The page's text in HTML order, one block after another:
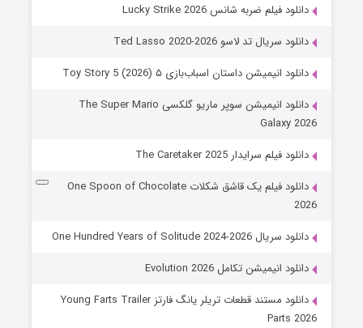
دانلود فیلم ضربه شانس Lucky Strike 2026
دانلود سریال تد لاسو Ted Lasso 2020-2026
دانلود انیمیشن داستان اسباب‌بازی ۵ Toy Story 5 (2026)
دانلود انیمیشن سوپر ماریو گلکسی The Super Mario
Galaxy 2026
دانلود فیلم سرایدار The Caretaker 2025
دانلود فیلم یک قاشق شکلات One Spoon of Chocolate
2026
دانلود سریال One Hundred Years of Solitude 2024-2026
دانلود انیمیشن تکامل Evolution 2026
دانلود مستند قطعات تریلر یانگ فارتز Young Farts Trailer
Parts 2026